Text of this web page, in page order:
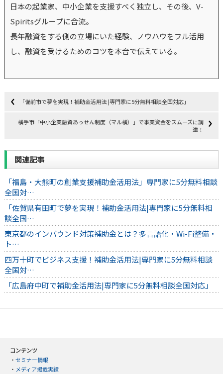
日本の起業家、中小企業を支援すべく独立し、その後、V-
Spiritsグループに合流。
長年融資をする側の立場にいた経験、ノウハウをフル活用
し、融資を受けるためのコツを本音で伝えている。
「備前市で夢を実現！補助金活用法 |専門家に5分無料相談全国対応」
横手市「中小企業融資あっせん制度（マル横）」で事業資金をスムーズに調
達！
関連記事
「福島・大熊町の創業支援補助金活用法」専門家に5分無料相談
全国対…
「佐賀県有田町で夢を実現！補助金活用法|専門家に5分無料相
談全国…
東京都のインバウンド対策補助金とは？多言語化・Wi-Fi整備・
ト…
四万十町でビジネス支援！補助金活用法|専門家に5分無料相談
全国対…
「広島府中町で補助金活用法|専門家に5分無料相談全国対応」
コンテンツ
・ セミナー情報
・ メディア掲載実績